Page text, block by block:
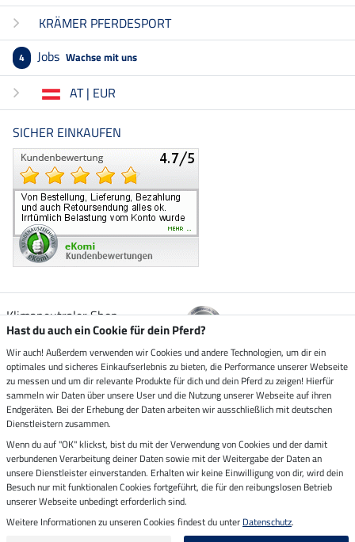
KRÄMER PFERDESPORT
4 Jobs Wachse mit uns
AT | EUR
SICHER EINKAUFEN
Klimaneutraler Shop
Zustellung durch
Sicher bezahlen mit
Vorkasse
Impressum
Letzte Aktualisierung am 08.08.2026 um 06:59
Hast du auch ein Cookie für dein Pferd?
Wir auch! Außerdem verwenden wir Cookies und andere Technologien, um dir ein
optimales und sicheres Einkaufserlebnis zu bieten, die Performance unserer Webseite
zu messen und um dir relevante Produkte für dich und dein Pferd zu zeigen! Hierfür
sammeln wir Daten über unsere User und die Nutzung unserer Webseite auf ihren
Endgeräten. Bei der Erhebung der Daten arbeiten wir ausschließlich mit deutschen
Dienstleistern zusammen.
Wenn du auf "OK" klickst, bist du mit der Verwendung von Cookies und der damit
verbundenen Verarbeitung deiner Daten sowie mit der Weitergabe der Daten an
unsere Dienstleister einverstanden. Erhalten wir keine Einwilligung von dir, wird dein
Besuch nur mit funktionalen Cookies fortgeführt, die für den reibungslosen Betrieb
unserer Webseite unbedingt erforderlich sind.
Weitere Informationen zu unseren Cookies findest du unter Datenschutz.